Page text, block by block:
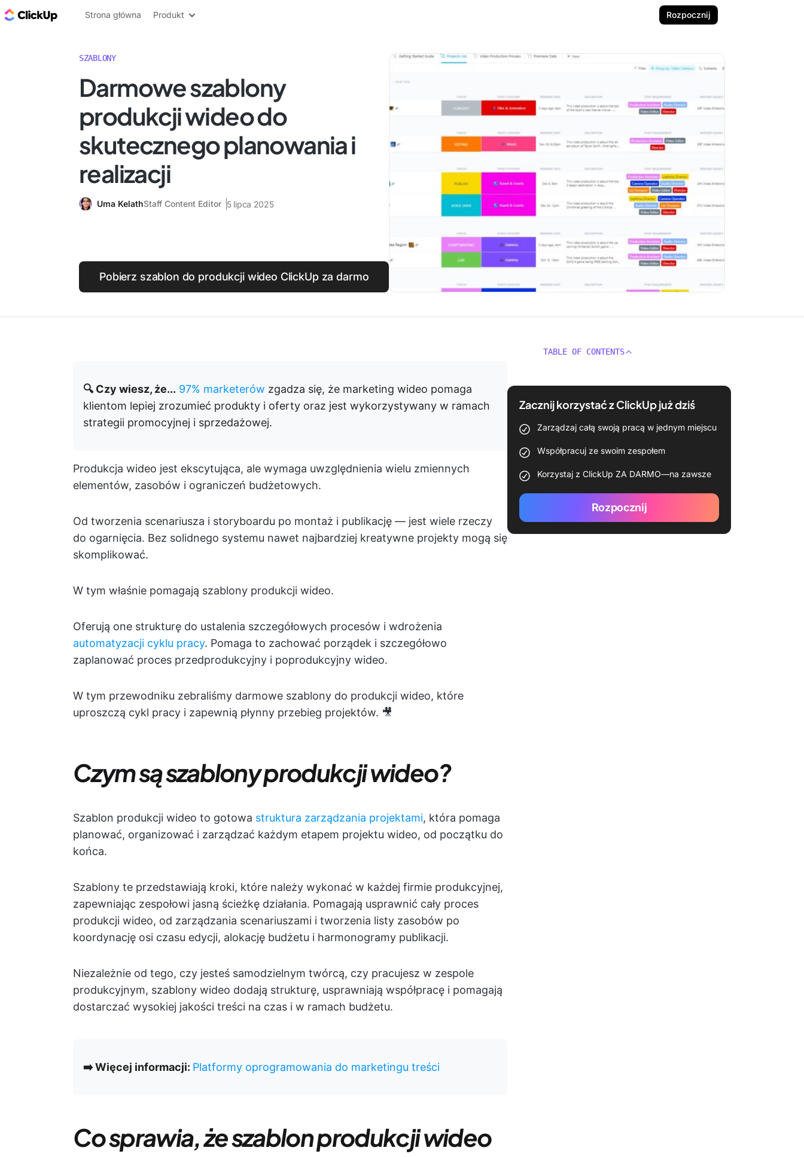
ClickUp Blog
Strona główna Produkt Rozpocznij
SZABLONY
Darmowe szablony
produkcji wideo do
skutecznego planowania i
realizacji
Uma KelathStaff Content Editor 5 lipca 2025
Pobierz szablon do produkcji wideo ClickUp za darmo
🔍 Czy wiesz, że... 97% marketerów zgadza się, że marketing wideo pomaga
klientom lepiej zrozumieć produkty i oferty oraz jest wykorzystywany w ramach
strategii promocyjnej i sprzedażowej.
Produkcja wideo jest ekscytująca, ale wymaga uwzględnienia wielu zmiennych
elementów, zasobów i ograniczeń budżetowych.
Od tworzenia scenariusza i storyboardu po montaż i publikację — jest wiele rzeczy
do ogarnięcia. Bez solidnego systemu nawet najbardziej kreatywne projekty mogą się
skomplikować.
W tym właśnie pomagają szablony produkcji wideo.
Oferują one strukturę do ustalenia szczegółowych procesów i wdrożenia
automatyzacji cyklu pracy. Pomaga to zachować porządek i szczegółowo
zaplanować proces przedprodukcyjny i poprodukcyjny wideo.
W tym przewodniku zebraliśmy darmowe szablony do produkcji wideo, które
uproszczą cykl pracy i zapewnią płynny przebieg projektów. 🎥
Czym są szablony produkcji wideo?
Szablon produkcji wideo to gotowa struktura zarządzania projektami, która pomaga
planować, organizować i zarządzać każdym etapem projektu wideo, od początku do
końca.
Szablony te przedstawiają kroki, które należy wykonać w każdej firmie produkcyjnej,
zapewniając zespołowi jasną ścieżkę działania. Pomagają usprawnić cały proces
produkcji wideo, od zarządzania scenariuszami i tworzenia listy zasobów po
koordynację osi czasu edycji, alokację budżetu i harmonogramy publikacji.
Niezależnie od tego, czy jesteś samodzielnym twórcą, czy pracujesz w zespole
produkcyjnym, szablony wideo dodają strukturę, usprawniają współpracę i pomagają
dostarczać wysokiej jakości treści na czas i w ramach budżetu.
➡️ Więcej informacji: Platformy oprogramowania do marketingu treści
Co sprawia, że szablon produkcji wideo
TABLE OF CONTENTS
Zacznij korzystać z ClickUp już dziś
Zarządzaj całą swoją pracą w jednym miejscu
Współpracuj ze swoim zespołem
Korzystaj z ClickUp ZA DARMO—na zawsze
Rozpocznij